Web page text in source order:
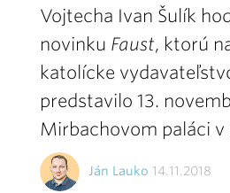
Vojtecha Ivan Šulík
novinku Faust, ktorú
katolícke
predstavilo 13.
Mirbachovom paláci v
Ján Lauko 14.11.2018